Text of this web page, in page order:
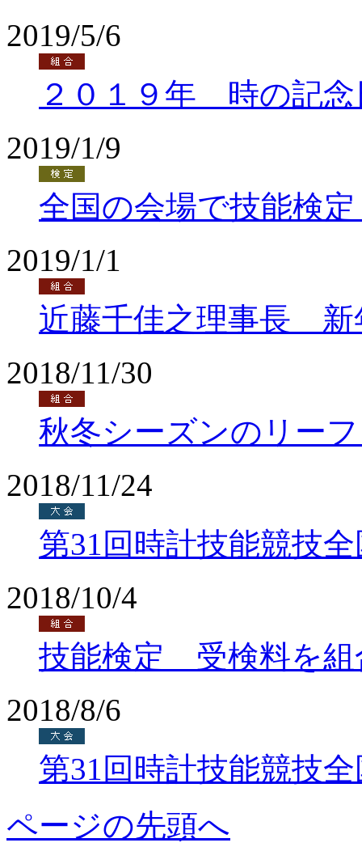
2019/5/6
２０１９年 時の記
2019/1/9
全国の会場で技能検
2019/1/1
近藤千佳之理事長 新
2018/11/30
秋冬シーズンのリー
2018/11/24
第31回時計技能競技
2018/10/4
技能検定 受検料を組
2018/8/6
第31回時計技能競技
ページの先頭へ